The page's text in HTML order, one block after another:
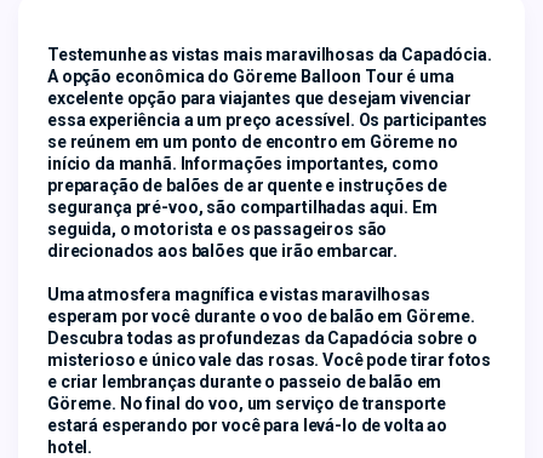
Testemunhe as vistas mais maravilhosas da Capadócia.
A opção econômica do Göreme Balloon Tour é uma
excelente opção para viajantes que desejam vivenciar
essa experiência a um preço acessível. Os participantes
se reúnem em um ponto de encontro em Göreme no
início da manhã. Informações importantes, como
preparação de balões de ar quente e instruções de
segurança pré-voo, são compartilhadas aqui. Em
seguida, o motorista e os passageiros são
direcionados aos balões que irão embarcar.
Uma atmosfera magnífica e vistas maravilhosas
esperam por você durante o voo de balão em Göreme.
Descubra todas as profundezas da Capadócia sobre o
misterioso e único vale das rosas. Você pode tirar fotos
e criar lembranças durante o passeio de balão em
Göreme. No final do voo, um serviço de transporte
estará esperando por você para levá-lo de volta ao
hotel.